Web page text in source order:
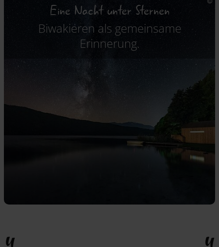
Eine Nacht unter Sternen
Biwakieren als gemeinsame
Erinnerung.